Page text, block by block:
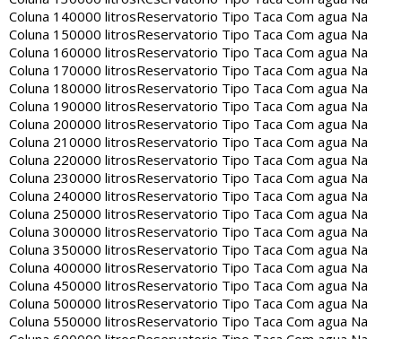
Coluna 140000 litrosReservatorio Tipo Taca Com agua Na
Coluna 150000 litrosReservatorio Tipo Taca Com agua Na
Coluna 160000 litrosReservatorio Tipo Taca Com agua Na
Coluna 170000 litrosReservatorio Tipo Taca Com agua Na
Coluna 180000 litrosReservatorio Tipo Taca Com agua Na
Coluna 190000 litrosReservatorio Tipo Taca Com agua Na
Coluna 200000 litrosReservatorio Tipo Taca Com agua Na
Coluna 210000 litrosReservatorio Tipo Taca Com agua Na
Coluna 220000 litrosReservatorio Tipo Taca Com agua Na
Coluna 230000 litrosReservatorio Tipo Taca Com agua Na
Coluna 240000 litrosReservatorio Tipo Taca Com agua Na
Coluna 250000 litrosReservatorio Tipo Taca Com agua Na
Coluna 300000 litrosReservatorio Tipo Taca Com agua Na
Coluna 350000 litrosReservatorio Tipo Taca Com agua Na
Coluna 400000 litrosReservatorio Tipo Taca Com agua Na
Coluna 450000 litrosReservatorio Tipo Taca Com agua Na
Coluna 500000 litrosReservatorio Tipo Taca Com agua Na
Coluna 550000 litrosReservatorio Tipo Taca Com agua Na